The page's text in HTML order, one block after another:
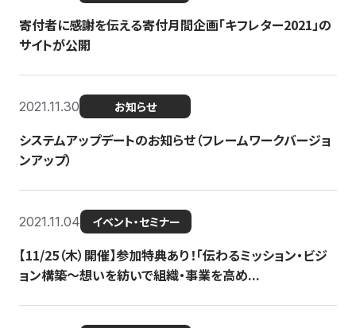
寄付者に感謝を伝える寄付月間企画「キフレター2021」の
サイトが公開
2021.11.30 お知らせ
システムアップデートのお知らせ（フレームワークバージョ
ンアップ）
2021.11.04 イベント・セミナー
【11/25（木）開催】参加特典あり！「伝わるミッション・ビジ
ョン構築〜想いを紡いで組織・事業を高め...